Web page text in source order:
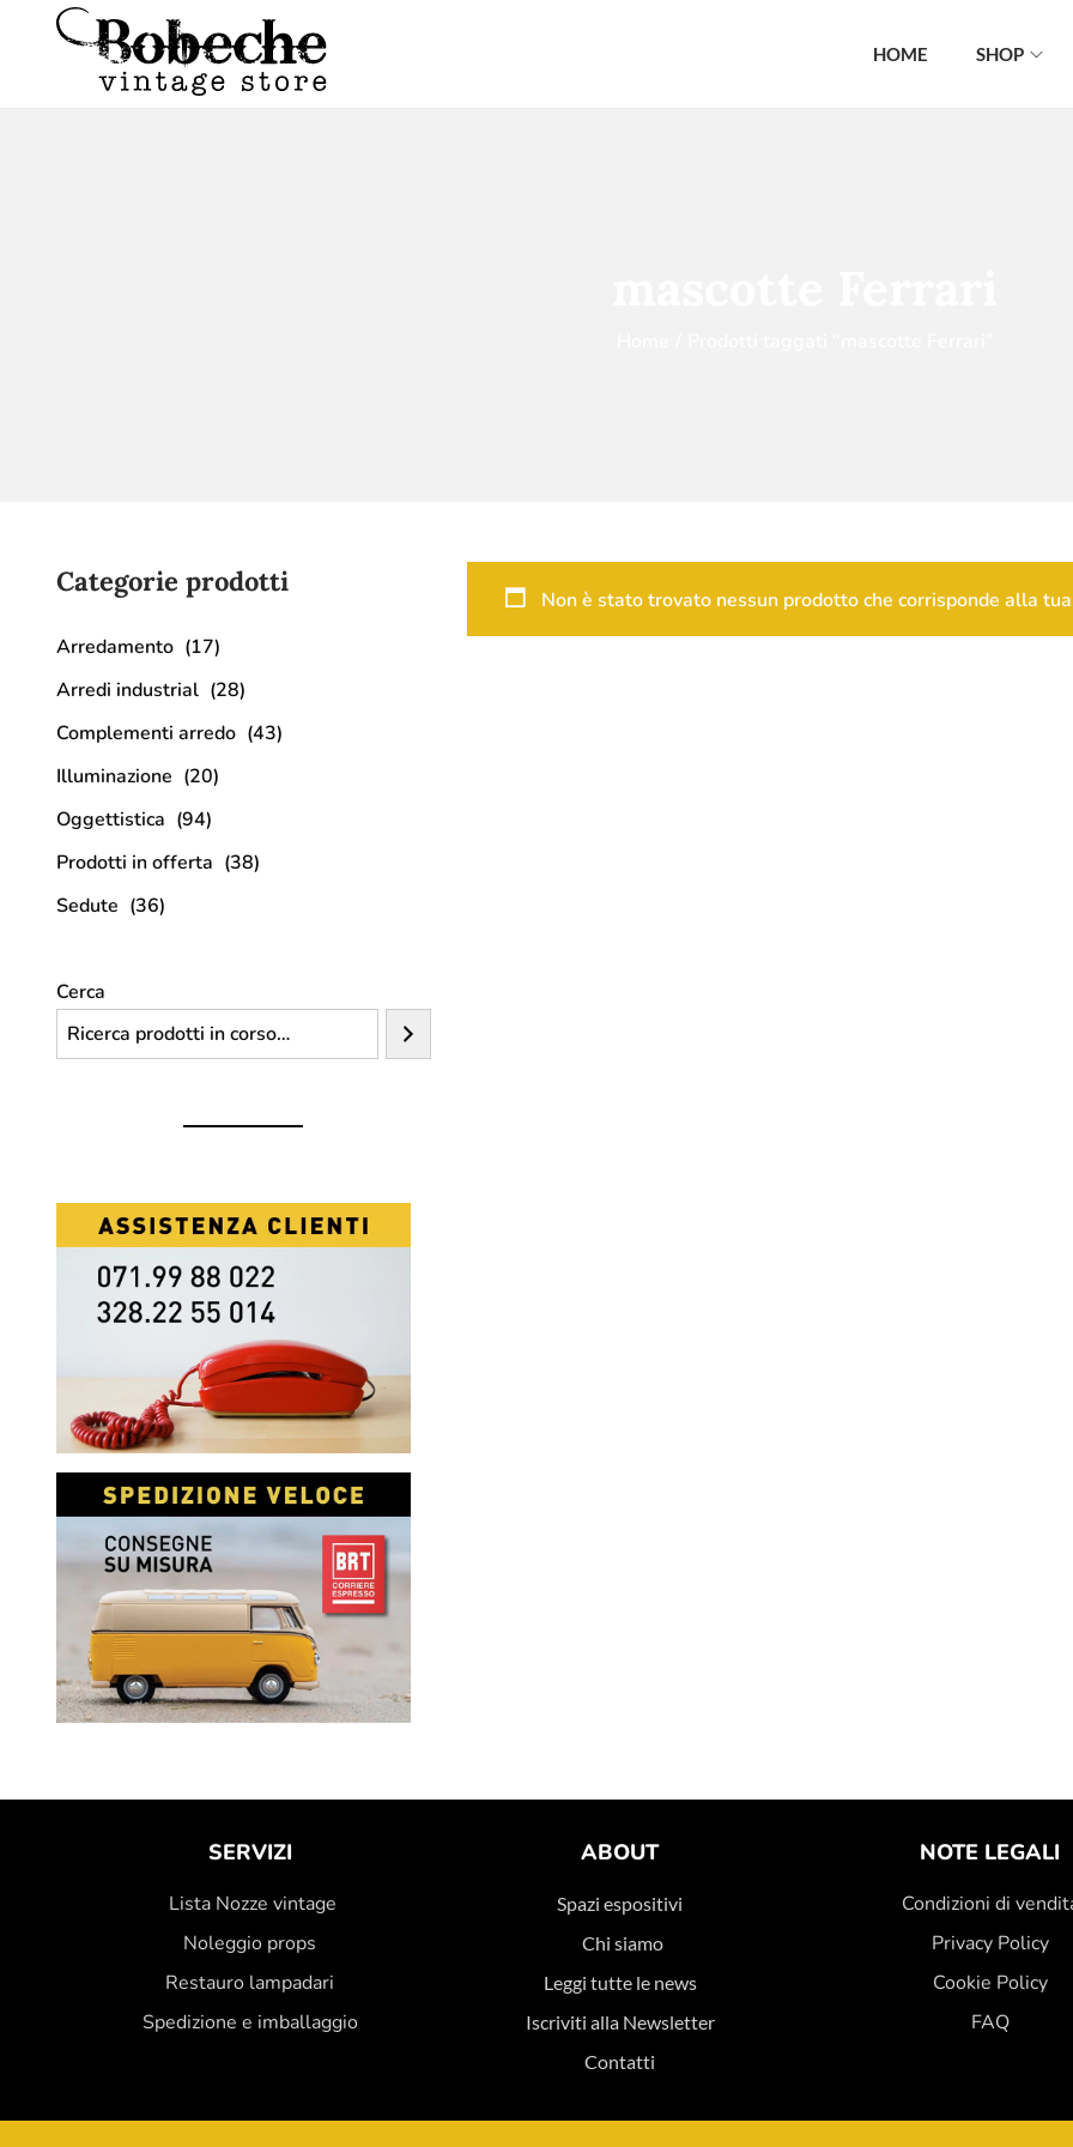
HOME SHOP
Non è stato trovato nessun prodotto che corrisponde alla
Categorie prodotti
Arredamento (17)
Arredi industrial (28)
Complementi arredo (43)
Illuminazione (20)
Oggettistica (94)
Prodotti in offerta (38)
Sedute (36)
Cerca
SERVIZI
Lista Nozze vintage
Noleggio props
Restauro lampadari
Spedizione e imballaggio
ABOUT
Spazi espositivi
Chi siamo
Leggi tutte le news
Iscriviti alla Newsletter
Contatti
NOTE LEGALI
Condizioni di
Privacy Policy
Cookie Policy
FAQ